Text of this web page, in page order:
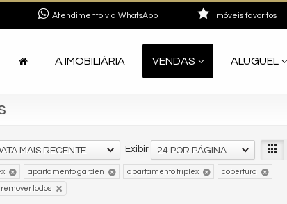
Atendimento via WhatsApp imóveis favoritos
A IMOBILIÁRIA VENDAS ALUGUEL
Exibir 24 POR PÁGINA
MAIS RECENTE
apartamento garden apartamento triplex cobertura
remover todos